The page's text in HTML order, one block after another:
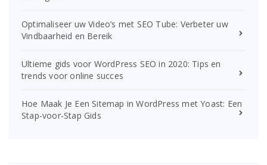
Optimaliseer uw Video’s met SEO Tube: Verbeter uw
Vindbaarheid en Bereik
Ultieme gids voor WordPress SEO in 2020: Tips en
trends voor online succes
Hoe Maak Je Een Sitemap in WordPress met Yoast: Een
Stap-voor-Stap Gids